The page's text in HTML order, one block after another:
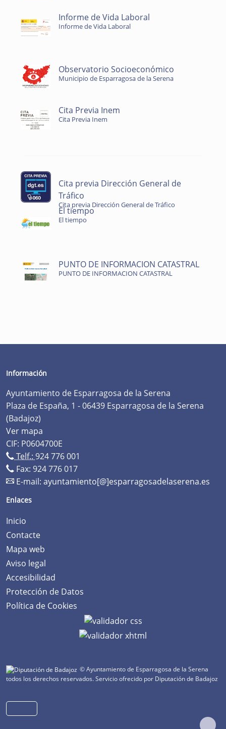
Informe de Vida Laboral
Informe de Vida Laboral
Observatorio Socioeconómico
Municipio de Esparragosa de la Serena
Cita Previa Inem
Cita Previa Inem
Cita previa Dirección General de
Tráfico
Cita previa Dirección General de Tráfico
El tiempo
El tiempo
PUNTO DE INFORMACION CATASTRAL
PUNTO DE INFORMACION CATASTRAL
Información
Ayuntamiento de Esparragosa de la Serena
Plaza de España, 1 - 06439 Esparragosa de la Serena
(Badajoz)
Ver mapa
CIF: P0604700E
Telf.: 924 776 001
Fax: 924 776 017
E-mail: ayuntamiento[@]esparragosadelaserena.es
Enlaces
Inicio
Contacte
Mapa web
Aviso legal
Accesibilidad
Protección de Datos
Política de Cookies
© Ayuntamiento de Esparragosa de la Serena
todos los derechos reservados.Servicio ofrecido por Diputación de Badajoz